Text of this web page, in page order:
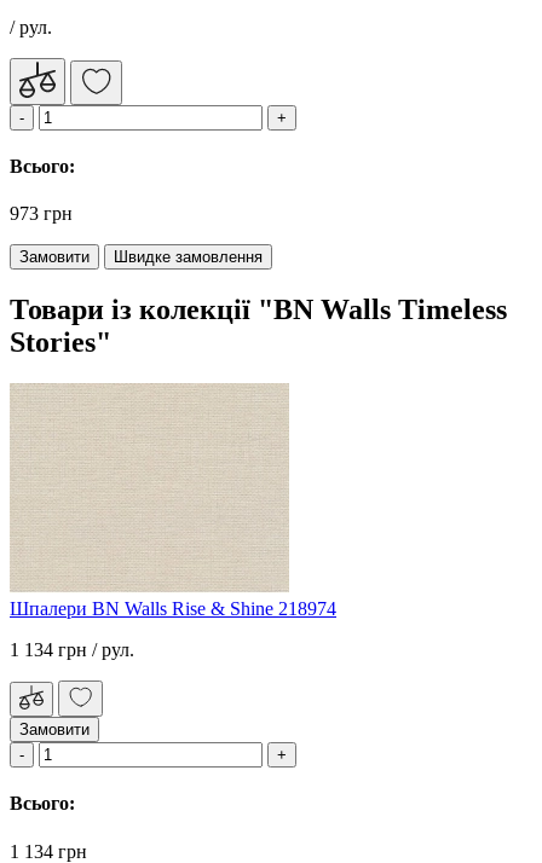
/ рул.
Всього:
973 грн
Замовити Швидке замовлення
Товари із колекції "BN Walls Timeless
Stories"
Шпалери BN Walls Rise & Shine 218974
1 134 грн / рул.
Замовити
Всього:
1 134 грн